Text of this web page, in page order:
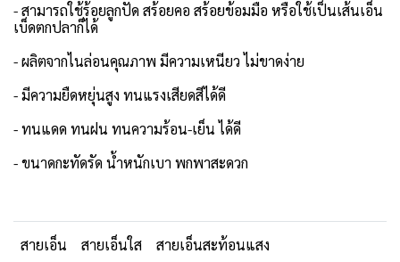
- สามารถใช้ร้อยลูกปัด สร้อยคอ สร้อยข้อมมือ หรือใช้เป็นเส้นเอ็น
เบ็ดตกปลาก็ได้
- ผลิตจากไนล่อนคุณภาพ มีความเหนียว ไม่ขาดง่าย
- มีความยืดหยุ่นสูง ทนแรงเสียดสีได้ดี
- ทนแดด ทนฝน ทนความร้อน-เย็น ได้ดี
- ขนาดกะทัดรัด น้ำหนักเบา พกพาสะดวก
สายเอ็น สายเอ็นใส
สายเอ็นสะท้อนแสง